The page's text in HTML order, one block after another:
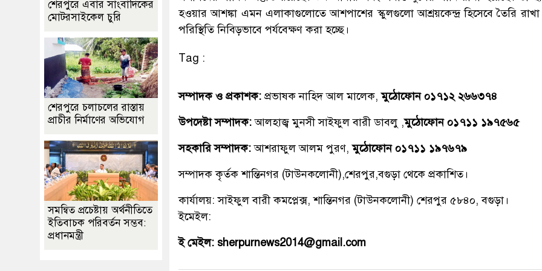
হওয়ার আশঙ্কা এমন এলাকাগুলোতে আশপাশের স্কুলগুলো আশ্রয়কেন্দ্র হিসেবে তৈরি রাখা
পরিস্থিতি নিবিড়ভাবে পর্যবেক্ষণ করা হচ্ছে।
Tag :
সম্পাদক ও প্রকাশক: প্রভাষক নাহিদ আল মালেক,মুঠোফোন ০১৭১২ ২৬৬৩৭৪
উপদেষ্টা সম্পাদক:আলহাজ্ব মুনসী সাইফুল বারী ডাবলু ,মুঠোফোন ০১৭১১ ১৯৭৫৬৫
সহকারি সম্পাদক:আশরাফুল আলম পুরণ,মুঠোফোন ০১৭১১ ১৯৭৬৭৯
সম্পাদক কৃর্তক শান্তিনগর (টাউনকলোনী),শেরপুর,বগুড়া থেকে প্রকাশিত।
কার্যালয়: সাইফুল বারী কমপ্লেক্স, শান্তিনগর (টাউনকলোনী) শেরপুর ৫৮৪০, বগুড়া।
ইমেইল:
ই মেইল: sherpurnews2014@gmail.com
শেরপুরে এবার সাংবাদিকের
মোটরসাইকেল চুরি
শেরপুরে চলাচলের রাস্তায়
প্রাচীর নির্মাণের অভিযোগ
সমন্বিত প্রচেষ্টায় অর্থনীতিতে
ইতিবাচক পরিবর্তন সম্ভব:
প্রধানমন্ত্রী